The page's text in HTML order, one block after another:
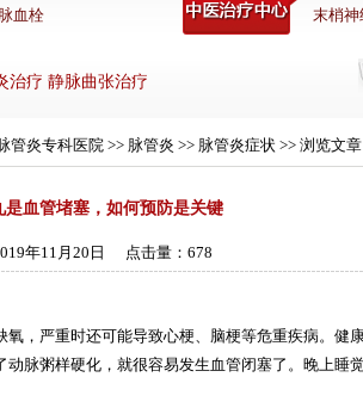
血栓
末梢神
治疗 静脉曲张治疗
管炎专科医院 >> 脉管炎 >> 脉管炎症状 >> 浏览文章
血管堵塞，如何预防是关键
年11月20日 点击量： 678
氧，严重时还可能导致心梗、脑梗等危重疾病。健
动脉粥样硬化，就很容易发生血管闭塞了。晚上睡